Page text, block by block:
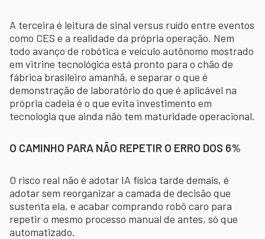
A terceira é leitura de sinal versus ruído entre eventos
como CES e a realidade da própria operação. Nem
todo avanço de robótica e veículo autônomo mostrado
em vitrine tecnológica está pronto para o chão de
fábrica brasileiro amanhã, e separar o que é
demonstração de laboratório do que é aplicável na
própria cadeia é o que evita investimento em
tecnologia que ainda não tem maturidade operacional.
O CAMINHO PARA NÃO REPETIR O ERRO DOS 6%
O risco real não é adotar IA física tarde demais, é
adotar sem reorganizar a camada de decisão que
sustenta ela, e acabar comprando robô caro para
repetir o mesmo processo manual de antes, só que
automatizado.